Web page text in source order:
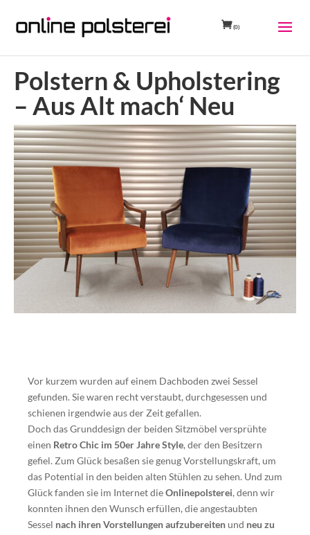
(0)
Polstern & Upholstering
– Aus Alt mach‘ Neu
Vor kurzem wurden auf einem Dachboden zwei Sessel
gefunden. Sie waren recht verstaubt, durchgesessen und
schienen irgendwie aus der Zeit gefallen.
Doch das Grunddesign der beiden Sitzmöbel versprühte
einen Retro Chic im 50er Jahre Style, der den Besitzern
gefiel. Zum Glück besaßen sie genug Vorstellungskraft, um
das Potential in den beiden alten Stühlen zu sehen. Und zum
Glück fanden sie im Internet dieOnlinepolsterei, denn wir
konnten ihnen den Wunsch erfüllen, die angestaubten
Sessel nach ihren Vorstellungen aufzubereiten und neu zu